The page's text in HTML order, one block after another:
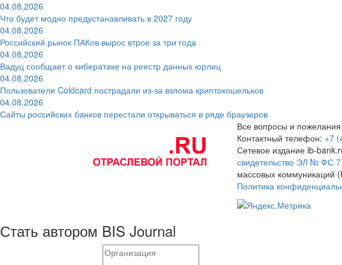
04.08.2026
Что будет модно предустанавливать в 2027 году
04.08.2026
Российский рынок ПАКов вырос втрое за три года
04.08.2026
Вадуц сообщает о кибератаке на реестр данных юрлиц
04.08.2026
Пользователи Coldcard пострадали из-за взлома криптокошельков
04.08.2026
Сайты российских банков перестали открываться в ряде браузеров
Все вопросы и
Контактный телефон: +7
Сетевое издание ib-
свидетельство ЭЛ № ФС
массовых коммуникаций
Политика
Стать автором BIS Journal